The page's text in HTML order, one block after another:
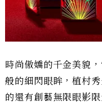
時尚傲嬌的千金美貌
般的細閃眼眸，植村
的還有創藝無限眼影